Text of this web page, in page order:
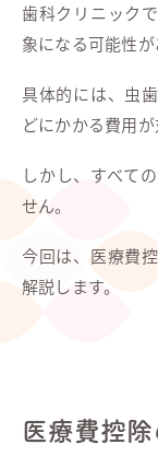
歯科クリニック
象になる可能性が
具体的には、虫
どにかかる費用が
しかし、すべて
せん。
今回は、医療費
解説します。
医療費控